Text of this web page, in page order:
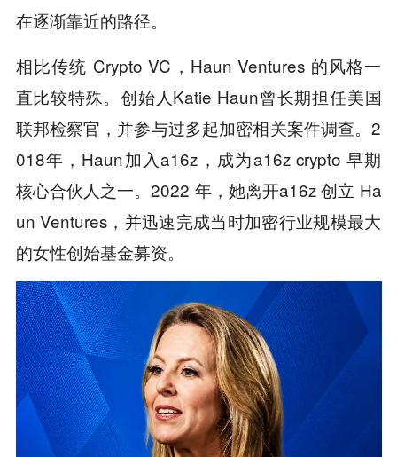
在逐渐靠近的路径。
相比传统 Crypto VC，Haun Ventures 的风格一
直比较特殊。创始人Katie Haun曾长期担任美国
联邦检察官，并参与过多起加密相关案件调查。2
018年，Haun加入a16z，成为a16z crypto 早期
核心合伙人之一。2022 年，她离开a16z 创立 Ha
un Ventures，并迅速完成当时加密行业规模最大
的女性创始基金募资。